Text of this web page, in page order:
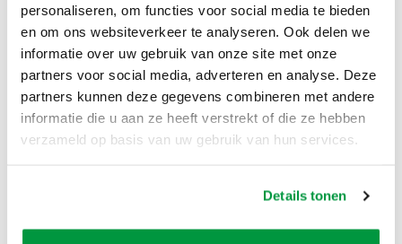
personaliseren, om functies voor social media te bieden
en om ons websiteverkeer te analyseren. Ook delen we
informatie over uw gebruik van onze site met onze
partners voor social media, adverteren en analyse. Deze
partners kunnen deze gegevens combineren met andere
informatie die u aan ze heeft verstrekt of die ze hebben
verzameld op basis van uw gebruik van hun services.
Details tonen
meer informatie
Zelf ophalen / bezorgen:
Het is mogelijk om dit product te huren en zelf op te
halen. Het is ook mogelijk om dit product te huren en
tegen een meerprijs te laten bezorgen. Niet alleen in
Zwolle in de verhuur, maar ook in Hattem, Hasselt,
Giethoorn, Wapenveld, Oldebroek, Ommen, Meppel,
Oene, Balkbrug, Dedemsvaart, Heino, Raalte,